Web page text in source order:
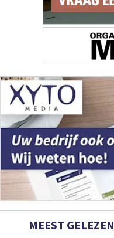
MEEST GELEZEN